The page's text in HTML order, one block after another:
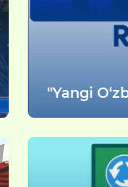
"Yangi
tayanchi,